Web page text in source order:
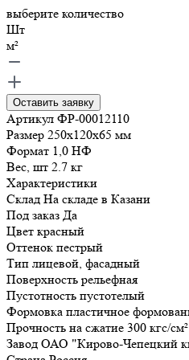
выберите количество
Шт
м²
Оставить заявку
Артикул ФР-00012110
Размер 250x120x65 мм
Формат 1,0 НФ
Вес, шт 2.7 кг
Характеристики
Склад На складе в Казани
Под заказ Да
Цвет красный
Оттенок пестрый
Тип лицевой, фасадный
Поверхность рельефная
Пустотность пустотелый
Формовка пластичное
Прочность на сжатие 300 кгс/см²
Завод ОАО "Кирово-Чепецкий